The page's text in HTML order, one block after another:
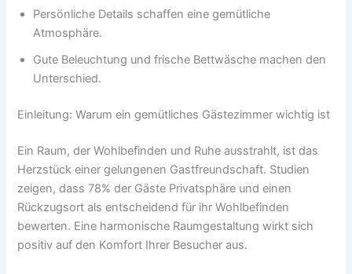
Persönliche Details schaffen eine gemütliche
Atmosphäre.
Gute Beleuchtung und frische Bettwäsche machen den
Unterschied.
Einleitung: Warum ein gemütliches Gästezimmer wichtig ist
Ein Raum, der Wohlbefinden und Ruhe ausstrahlt, ist das
Herzstück einer gelungenen Gastfreundschaft. Studien
zeigen, dass 78% der Gäste Privatsphäre und einen
Rückzugsort als entscheidend für ihr Wohlbefinden
bewerten. Eine harmonische Raumgestaltung wirkt sich
positiv auf den Komfort Ihrer Besucher aus.